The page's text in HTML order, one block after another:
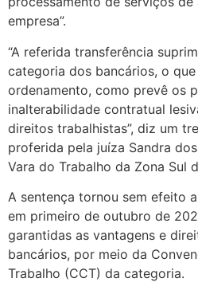
empresa”.
“A referida transferência
categoria dos bancários, o
ordenamento, como prevê os
inalterabilidade contratual
direitos trabalhistas”, diz um
proferida pela juíza Sandra
Vara do Trabalho da Zona Sul
A sentença tornou sem efeito
em primeiro de outubro de
garantidas as vantagens e
bancários, por meio da
Trabalho (CCT) da categoria.